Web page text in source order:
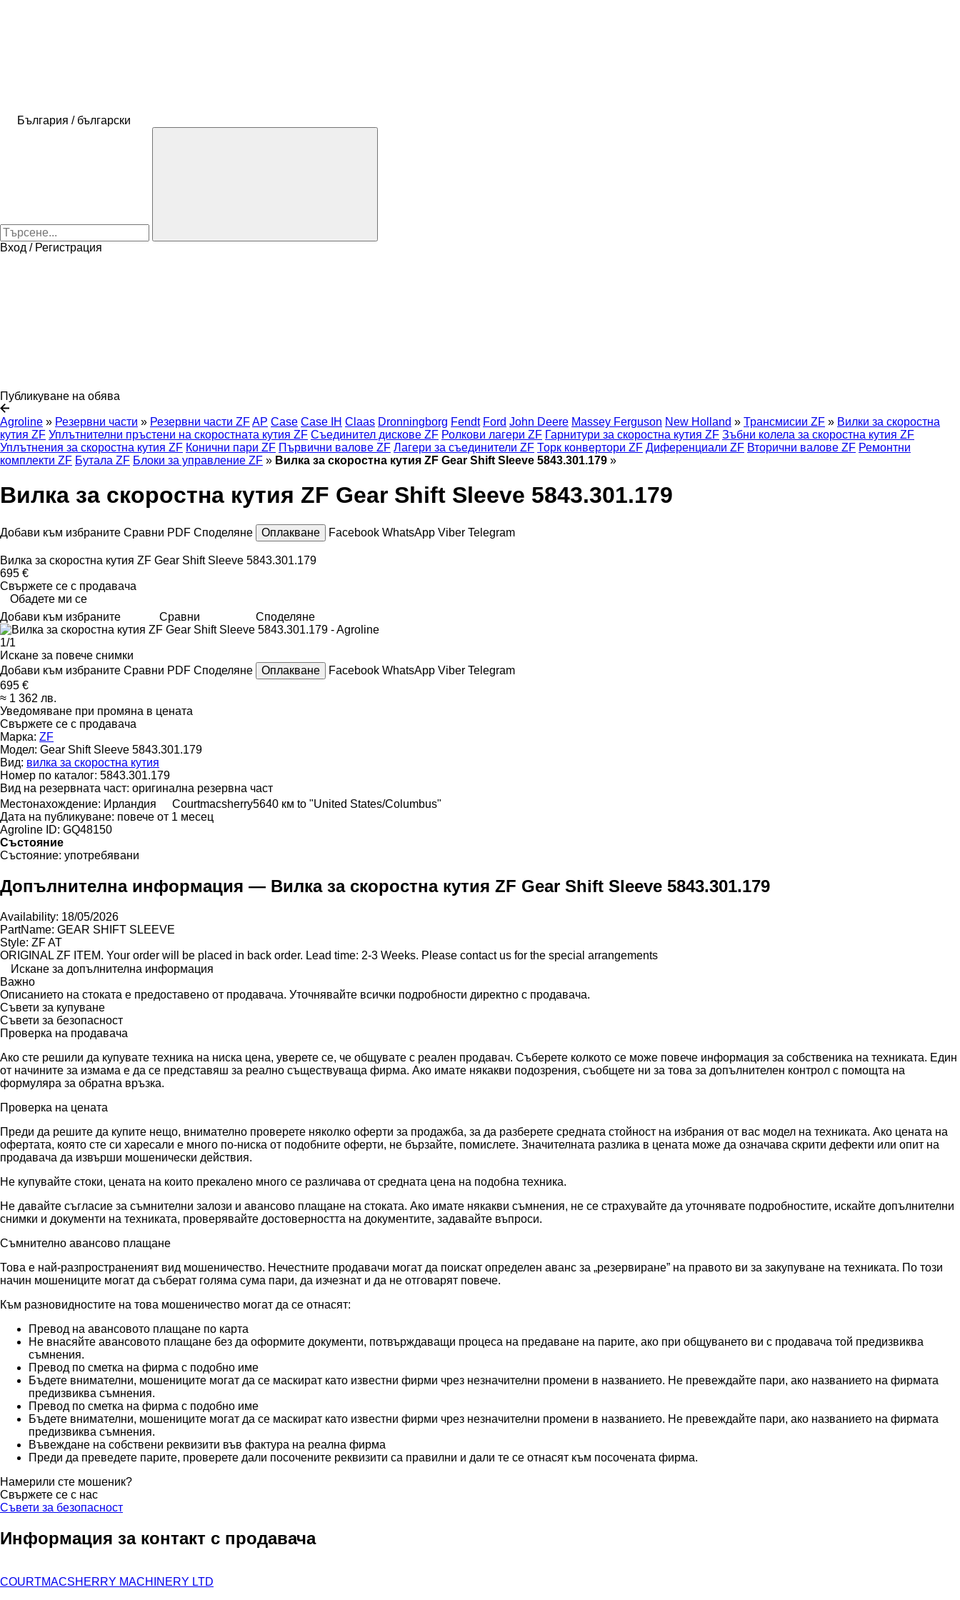
България / български
Вход / Регистрация
Публикуване на обява
Agroline » Резервни части » Резервни части ZFAP Case Case IH Claas Dronningborg Fendt Ford John Deere Massey Ferguson New Holland » Трансмисии ZF » Вилки за скоростна
кутия ZF Уплътнителни пръстени на скоростната кутия ZF Съединител дискове ZF Ролкови лагери ZF Гарнитури за скоростна кутия ZF Зъбни колела за скоростна кутия ZF
Уплътнения за скоростна кутия ZF Конични пари ZF Първични валове ZF Лагери за съединители ZF Торк конвертори ZF Диференциали ZF Вторични валове ZF Ремонтни
комплекти ZF Бутала ZF Блоки за управление ZF » Вилка за скоростна кутия ZF Gear Shift Sleeve 5843.301.179 »
Вилка за скоростна кутия ZF Gear Shift Sleeve 5843.301.179
Добави към избраните Сравни PDF Споделяне Оплакване Facebook WhatsApp Viber Telegram
Вилка за скоростна кутия ZF Gear Shift Sleeve 5843.301.179
695 €
Свържете се с продавача
Обадете ми се
Добави към избраните
Сравни Споделяне
1/1
Искане за повече снимки
Добави към избраните Сравни PDF Споделяне Оплакване Facebook WhatsApp Viber Telegram
695 €
≈ 1 362 лв.
Уведомяване при промяна в цената
Свържете се с продавача
Марка: ZF
Модел: Gear Shift Sleeve 5843.301.179
Вид: вилка за скоростна кутия
Номер по каталог: 5843.301.179
Вид на резервната част: оригинална резервна част
Местонахождение: Ирландия Courtmacsherry5640 км to "United States/Columbus"
Дата на публикуване: повече от 1 месец
Agroline ID: GQ48150
Състояние
Състояние: употребявани
Допълнителна информация — Вилка за скоростна кутия ZF Gear Shift Sleeve 5843.301.179
Availability: 18/05/2026
PartName: GEAR SHIFT SLEEVE
Style: ZF AT
ORIGINAL ZF ITEM. Your order will be placed in back order. Lead time: 2-3 Weeks. Please contact us for the special arrangements
Искане за допълнителна информация
Важно
Описанието на стоката е предоставено от продавача. Уточнявайте всички подробности директно с продавача.
Съвети за купуване
Съвети за безопасност
Проверка на продавача
Ако сте решили да купувате техника на ниска цена, уверете се, че общувате с реален продавач. Съберете колкото се може повече информация за собственика на техниката. Един
от начините за измама е да се представяш за реално съществуваща фирма. Ако имате някакви подозрения, съобщете ни за това за допълнителен контрол с помощта на
формуляра за обратна връзка.
Проверка на цената
Преди да решите да купите нещо, внимателно проверете няколко оферти за продажба, за да разберете средната стойност на избрания от вас модел на техниката. Ако цената на
офертата, която сте си харесали е много по-ниска от подобните оферти, не бързайте, помислете. Значителната разлика в цената може да означава скрити дефекти или опит на
продавача да извърши мошенически действия.
Не купувайте стоки, цената на които прекалено много се различава от средната цена на подобна техника.
Не давайте съгласие за съмнителни залози и авансово плащане на стоката. Ако имате някакви съмнения, не се страхувайте да уточнявате подробностите, искайте допълнителни
снимки и документи на техниката, проверявайте достоверността на документите, задавайте въпроси.
Съмнително авансово плащане
Това е най-разпространеният вид мошеничество. Нечестните продавачи могат да поискат определен аванс за „резервиране” на правото ви за закупуване на техниката. По този
начин мошениците могат да съберат голяма сума пари, да изчезнат и да не отговарят повече.
Към разновидностите на това мошеничество могат да се отнасят:
Превод на авансовото плащане по карта
Не внасяйте авансовото плащане без да оформите документи, потвърждаващи процеса на предаване на парите, ако при общуването ви с продавача той предизвиква
съмнения.
Превод по сметка на фирма с подобно име
Бъдете внимателни, мошениците могат да се маскират като известни фирми чрез незначителни промени в названието. Не превеждайте пари, ако названието на фирмата
предизвиква съмнения.
Превод по сметка на фирма с подобно име
Бъдете внимателни, мошениците могат да се маскират като известни фирми чрез незначителни промени в названието. Не превеждайте пари, ако названието на фирмата
предизвиква съмнения.
Въвеждане на собствени реквизити във фактура на реална фирма
Преди да преведете парите, проверете дали посочените реквизити са правилни и дали те се отнасят към посочената фирма.
Намерили сте мошеник?
Свържете се с нас
Съвети за безопасност
Информация за контакт с продавача
COURTMACSHERRY MACHINERY LTD